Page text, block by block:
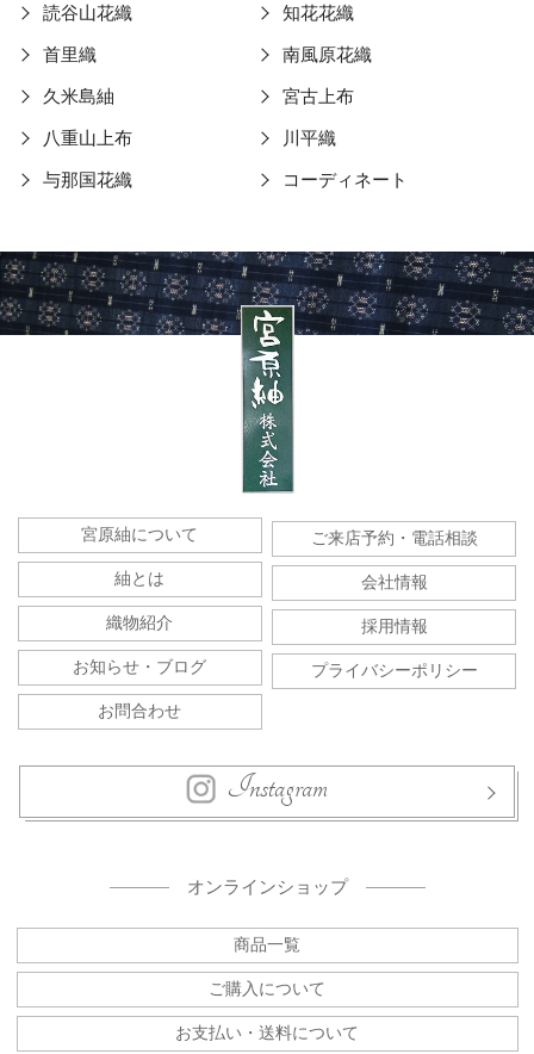
読谷山花織 知花花織
首里織 南風原花織
久米島紬 宮古上布
八重山上布 川平織
与那国花織 コーディネート
宮原紬について
紬とは
織物紹介
お知らせ・ブログ
お問合わせ
ご来店予約・電話相談
会社情報
採用情報
プライバシーポリシー
Instagram
オンラインショップ
商品一覧
ご購入について
お支払い・送料について